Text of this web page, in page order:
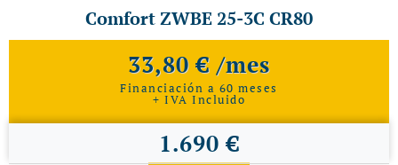
Comfort ZWBE 25-3C CR80
33,80 € /mes
Financiación a 60 meses
+ IVA Incluido
1.690 €